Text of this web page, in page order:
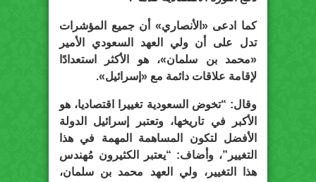
كما ادعى «الأنصاري» أن جميع المؤشرات
تدل على أن ولي العهد السعودي الأمير
«محمد بن سلمان»، هو الأكثر استعدادًا
لإقامة علاقات دائمة مع «إسرائيل».
وقال: “تخوض السعودية تغييرا اقتصاديا، هو
الأكبر في تاريخها، وتعتبر إسرائيل الدولة
الأفضل لتكون المساهمة المهمة في هذا
التغيير”، وأضاف: “يعتبر الكثيرون مُهندس
هذا التغيير، ولي العهد محمد بن سلمان،